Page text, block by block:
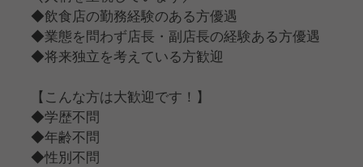
◆飲食店の勤務経験のある方優遇
◆業態を問わず店長・副店長の経験ある方優遇
◆将来独立を考えている方歓迎
【こんな方は大歓迎です！】
◆学歴不問
◆年齢不問
◆性別不問